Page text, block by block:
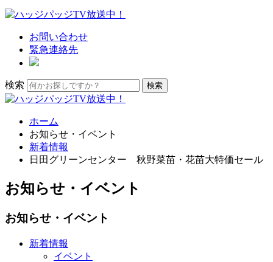
お問い合わせ
緊急連絡先
検索
ホーム
お知らせ・イベント
新着情報
日田グリーンセンター 秋野菜苗・花苗大特価セール
お知らせ・イベント
お知らせ・イベント
新着情報
イベント